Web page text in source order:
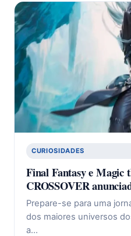
CURIOSIDADES
Final Fantasy e Magic
CROSSOVER
Prepare-se para uma
dos maiores universos
a…